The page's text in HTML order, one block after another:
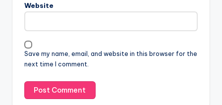
Website
Save my name, email, and website in this browser for the
next time I comment.